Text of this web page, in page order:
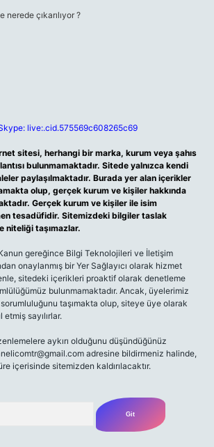
nerede çıkarılıyor ?
live:.cid.575569c608265c69
sitesi, herhangi bir marka, kurum veya şahıs
bulunmamaktadır. Sitede yalnızca kendi
paylaşılmaktadır. Burada yer alan içerikler
olup, gerçek kurum ve kişiler hakkında
Gerçek kurum ve kişiler ile isim
tesadüfidir. Sitemizdeki bilgiler taslak
niteliği taşımazlar.
gereğince Bilgi Teknolojileri ve İletişim
onaylanmış bir Yer Sağlayıcı olarak hizmet
sitedeki içerikleri proaktif olarak denetleme
bulunmamaktadır. Ancak, üyelerimiz
taşımakta olup, siteye üye olarak
sayılırlar.
aykırı olduğunu düşündüğünüz
adresine bildirmeniz halinde,
içerisinde sitemizden kaldırılacaktır.